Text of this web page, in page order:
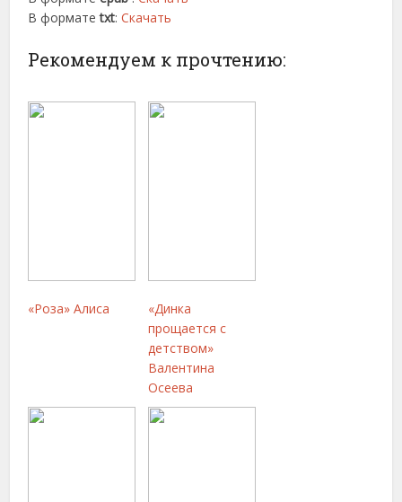
В форматеtxt:Скачать
Рекомендуем к прочтению:
«Роза» Алиса
«Динка
прощается с
детством»
Валентина
Осеева